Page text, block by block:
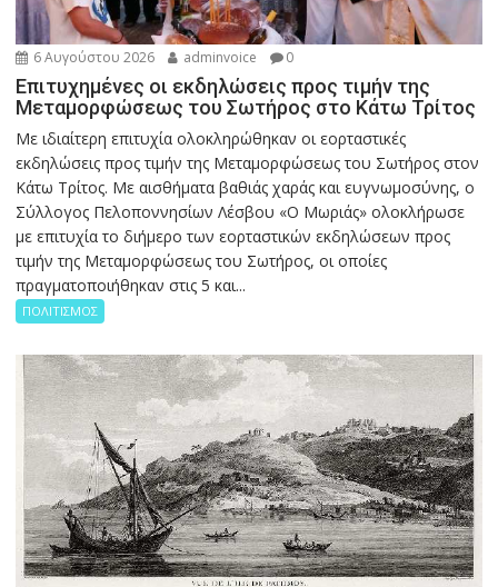
6 Αυγούστου 2026 adminvoice 0
Επιτυχημένες οι εκδηλώσεις προς τιμήν της
Μεταμορφώσεως του Σωτήρος στο Κάτω Τρίτος
Με ιδιαίτερη επιτυχία ολοκληρώθηκαν οι εορταστικές
εκδηλώσεις προς τιμήν της Μεταμορφώσεως του Σωτήρος στον
Κάτω Τρίτος. Με αισθήματα βαθιάς χαράς και ευγνωμοσύνης, ο
Σύλλογος Πελοποννησίων Λέσβου «Ο Μωριάς» ολοκλήρωσε
με επιτυχία το διήμερο των εορταστικών εκδηλώσεων προς
τιμήν της Μεταμορφώσεως του Σωτήρος, οι οποίες
πραγματοποιήθηκαν στις 5 και...
ΠΟΛΙΤΙΣΜΟΣ